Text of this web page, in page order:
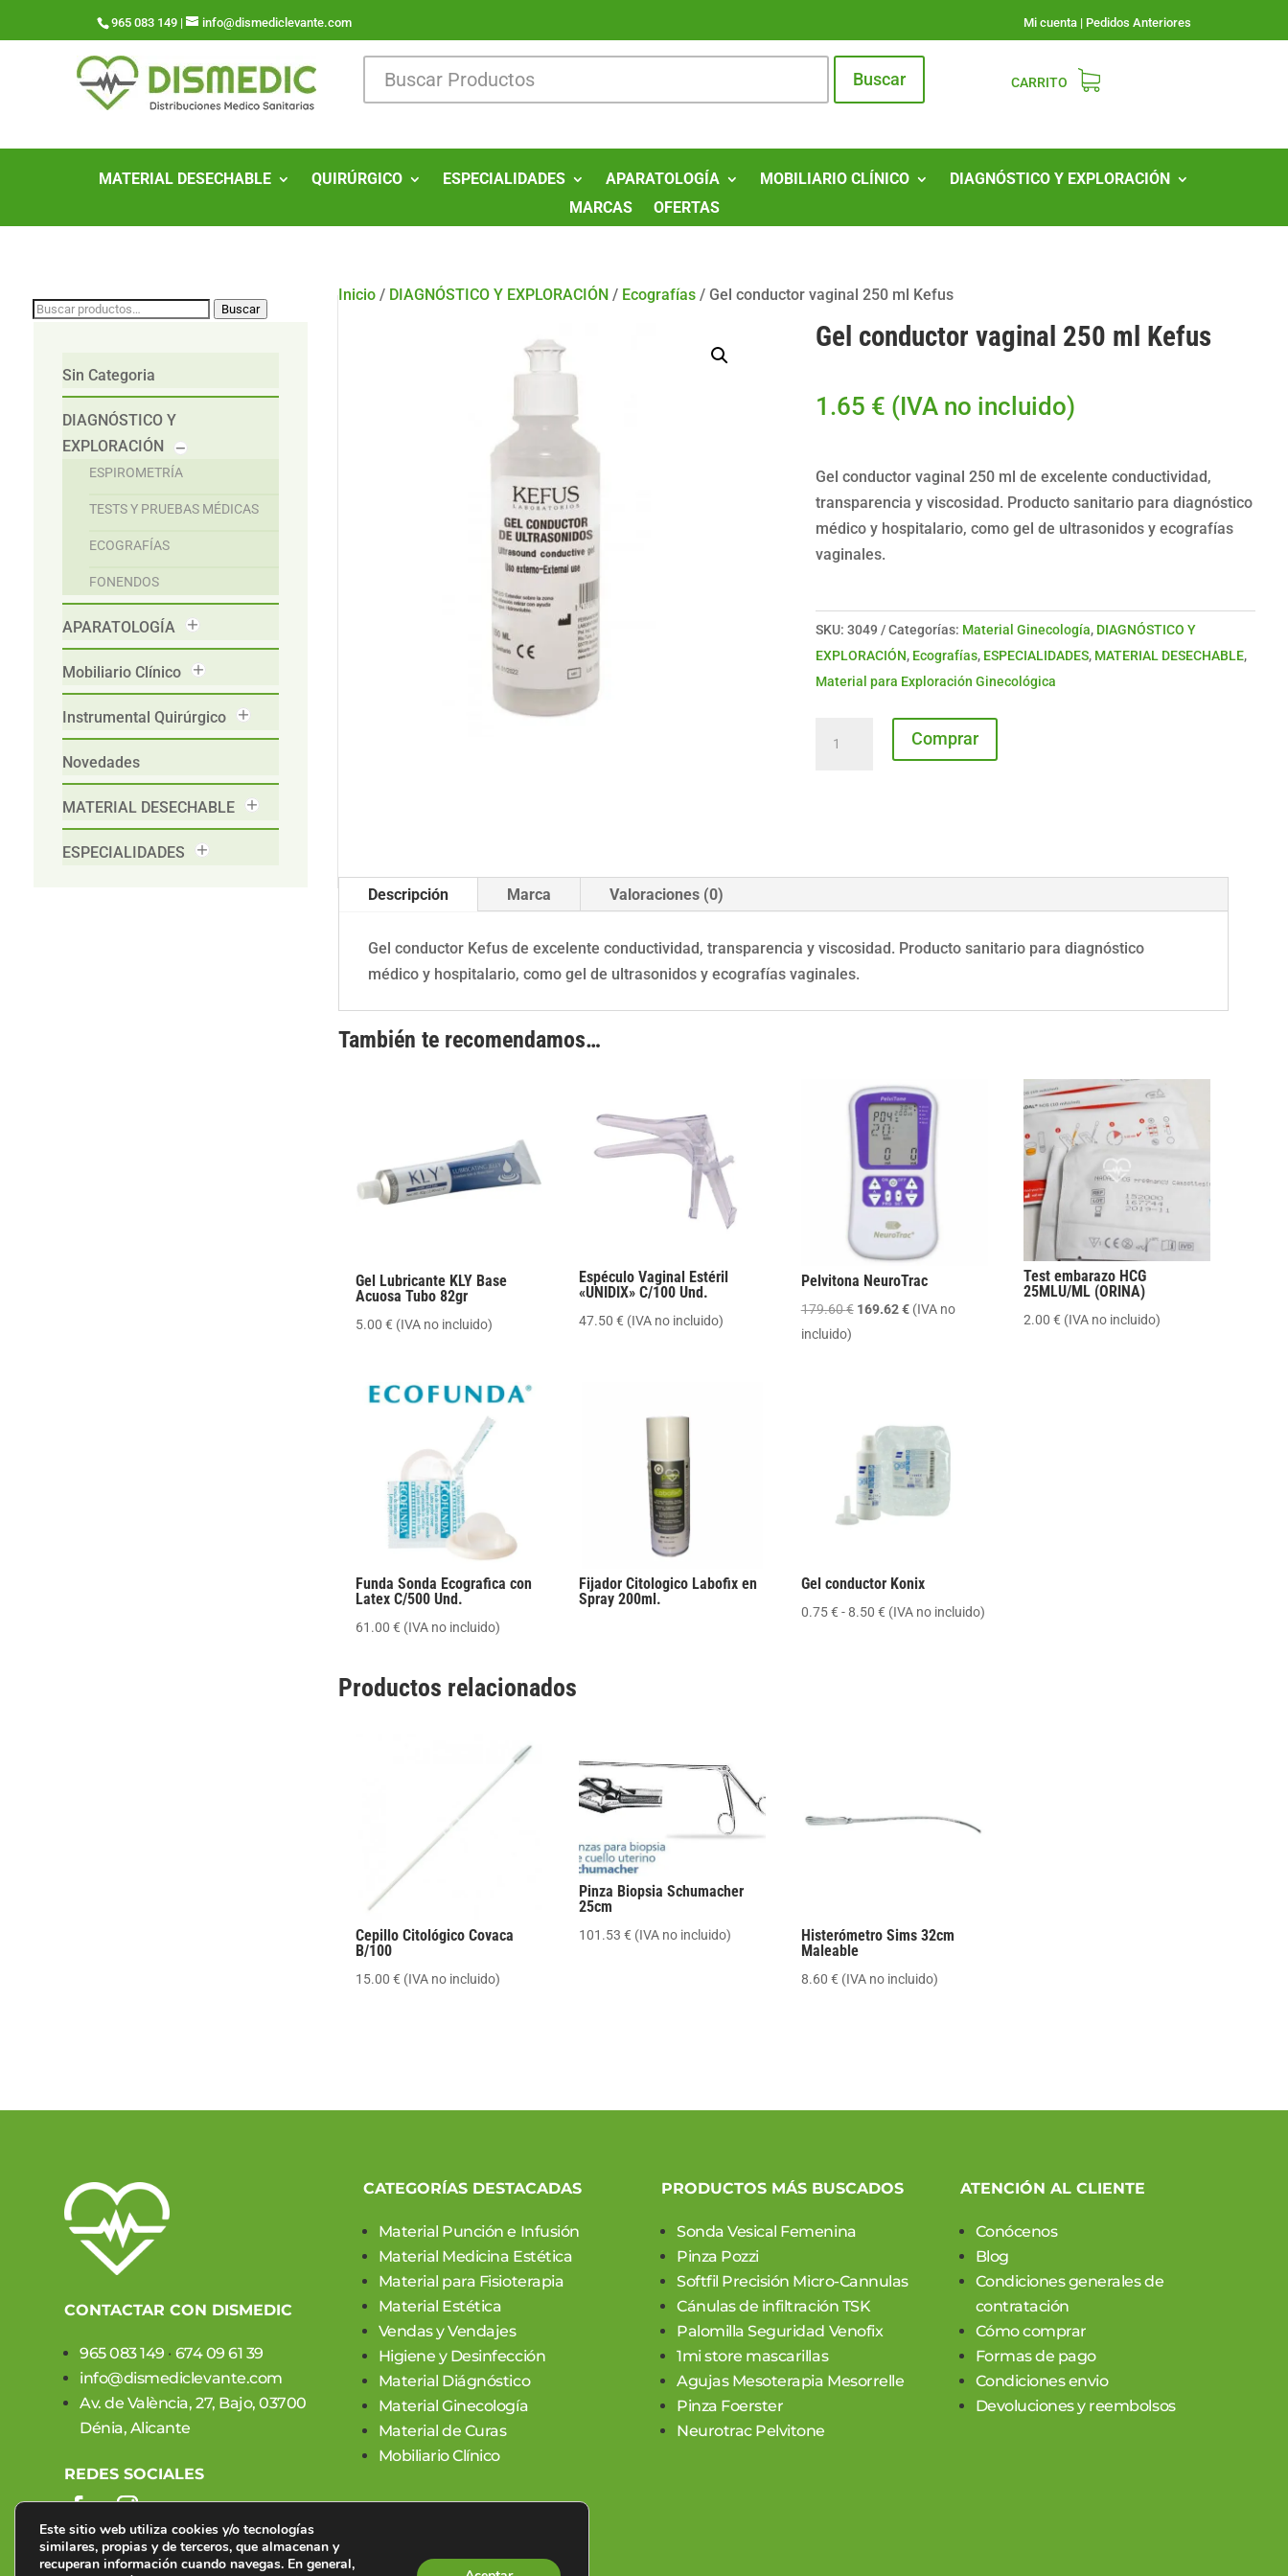
965 083 149 | info@dismediclevante.com Mi cuenta | Pedidos Anteriores
Buscar CARRITO
MATERIAL DESECHABLE QUIRÚRGICO ESPECIALIDADES APARATOLOGÍA MOBILIARIO CLÍNICO
DIAGNÓSTICO Y EXPLORACIÓN
MARCAS
OFERTAS
Buscar
Buscar
Sin Categoria
DIAGNÓSTICO Y
EXPLORACIÓN
ESPIROMETRÍA
TESTS Y PRUEBAS MÉDICAS
ECOGRAFÍAS
FONENDOS
APARATOLOGÍA
Mobiliario Clínico
Instrumental Quirúrgico
Novedades
MATERIAL DESECHABLE
ESPECIALIDADES
Inicio/ DIAGNÓSTICO Y EXPLORACIÓN/ Ecografías/ Gel conductor vaginal 250 ml Kefus
Gel conductor vaginal 250 ml Kefus
1.65 € (IVA no incluido)
Gel conductor vaginal 250 ml de excelente conductividad,
transparencia y viscosidad. Producto sanitario para diagnóstico
médico y hospitalario, como gel de ultrasonidos y ecografías
vaginales.
SKU: 3049 Categorías: Material Ginecología, DIAGNÓSTICO Y
EXPLORACIÓN, Ecografías, ESPECIALIDADES, MATERIAL DESECHABLE,
Material para Exploración Ginecológica
Comprar
Descripción Marca Valoraciones (0)
Gel conductor Kefus de excelente conductividad, transparencia y viscosidad. Producto sanitario para diagnóstico
médico y hospitalario, como gel de ultrasonidos y ecografías vaginales.
También te recomendamos…
Gel Lubricante KLY Base
Acuosa Tubo 82gr
5.00€ (IVA no incluido)
Espéculo Vaginal Estéril
«UNIDIX» C/100 Und.
47.50 € (IVA no incluido)
Pelvitona NeuroTrac
179.60€ El
169.62€El(IVA no
incluido)
Test embarazo HCG
25MLU/ML (ORINA)
2.00 € (IVA no incluido)
Funda Sonda Ecografica con
Latex C/500 Und.
61.00€ (IVA no incluido)
Fijador Citologico Labofix en
Spray 200ml.
Gel conductor Konix
0.75€ - 8.50 €Rango
(IVA no incluido)
Productos relacionados
Cepillo Citológico Covaca
B/100
15.00€ (IVA no incluido)
Pinza Biopsia Schumacher
25cm
101.53 € (IVA no incluido)
Histerómetro Sims 32cm
Maleable
8.60 € (IVA no incluido)
CONTACTAR CON DISMEDIC
965 083 149 · 674 09 61 39
info@dismediclevante.com
Av. de València, 27, Bajo, 03700
Dénia, Alicante
REDES SOCIALES
CATEGORÍAS DESTACADAS
Material Punción e Infusión
Material Medicina Estética
Material para Fisioterapia
Material Estética
Vendas y Vendajes
Higiene y Desinfección
Material Diágnóstico
Material Ginecología
Material de Curas
Mobiliario Clínico
PRODUCTOS MÁS BUSCADOS
Sonda Vesical Femenina
Pinza Pozzi
Softfil Precisión Micro-Cannulas
Cánulas de infiltración TSK
Palomilla Seguridad Venofix
1mi store mascarillas
Agujas Mesoterapia Mesorrelle
Pinza Foerster
Neurotrac Pelvitone
ATENCIÓN AL CLIENTE
Conócenos
Blog
Condiciones generales de
contratación
Cómo comprar
Formas de pago
Condiciones envio
Devoluciones y reembolsos
Este sitio web utiliza cookies y/o tecnologías
similares, propias y de terceros, que almacenan y
recuperan información cuando navegas. En general,